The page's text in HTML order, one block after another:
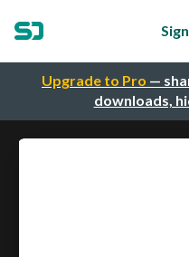
Upgrade to Pro —
downloads,